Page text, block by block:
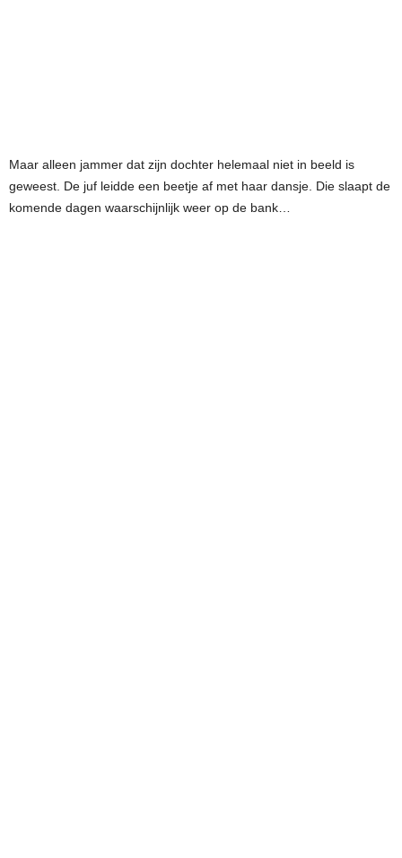
Maar alleen jammer dat zijn dochter helemaal niet in beeld is
geweest. De juf leidde een beetje af met haar dansje. Die slaapt de
komende dagen waarschijnlijk weer op de bank…